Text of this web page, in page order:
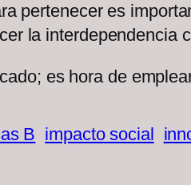
pertenecer es
la interdependencia
es hora de
B impacto social